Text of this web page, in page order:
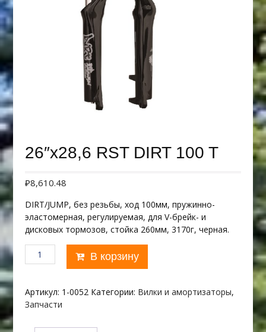
26″х28,6 RST DIRT 100 T
₽8,610.48
DIRT/JUMP, без резьбы, ход 100мм, пружинно-
эластомерная, регулируемая, для V-брейк- и
дисковых тормозов, стойка 260мм, 3170г, черная.
Количество
товара
RST
DIRT
В корзину
Артикул: 1-0052 Категории: Вилки и амортизаторы,
Запчасти